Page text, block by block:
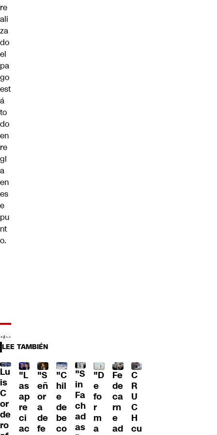
re
ali
za
do
el
pa
go
est
á
to
do
en
re
gl
a
en
es
e
pu
nt
o.
LEE TAMBIÉN
Lu
is
C
or
de
ro
"L
as
ap
re
ci
ac
"S
eñ
or
a
de
fe
"C
hil
e
de
be
co
"S
in
Fa
ch
ad
as
"D
e
fo
r
m
a
Fe
de
ca
rn
e
ad
C
R
U
C
H
cu